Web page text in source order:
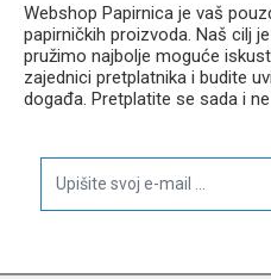
Webshop Papirnica je vaš
papirničkih proizvoda. Naš cilj
pružimo najbolje moguće
zajednici pretplatnika i budite
događa. Pretplatite se sada i